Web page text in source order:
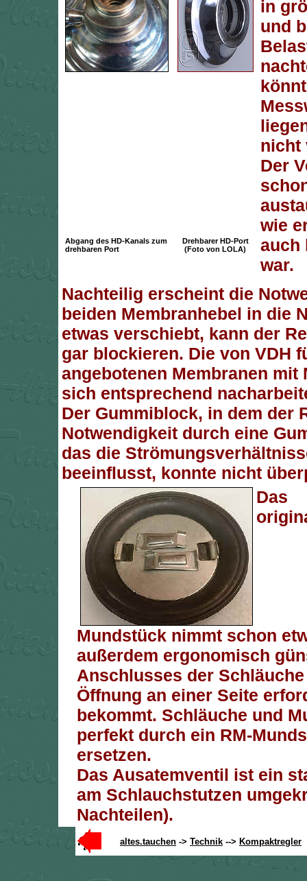
in
und
nicht
Der
wie
auch
war.
Abgang des HD-Kanals zum
drehbaren Port
Drehbarer HD-Port
(Foto von LOLA)
Nachteilig erscheint die
beiden Membranhebel in die
etwas verschiebt, kann der
gar blockieren. Die von VDH
angebotenen Membranen
sich entsprechend
Der Gummiblock, in dem der
Notwendigkeit durch eine
das die
beeinflusst, konnte nicht
Das
Mundstück nimmt schon
außerdem ergonomisch
Anschlusses der
Öffnung an einer Seite
bekommt. Schläuche und
perfekt durch ein RM-
ersetzen.
Das Ausatemventil ist ein
am Schlauchstutzen
Nachteilen).
altes.tauchen -> Technik --> Kompaktregler